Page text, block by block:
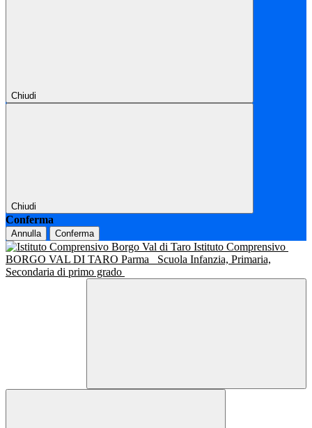
Chiudi
Chiudi
Conferma
Annulla Conferma
Istituto Comprensivo
BORGO VAL DI TARO Parma
Scuola Infanzia, Primaria,
Secondaria di primo grado